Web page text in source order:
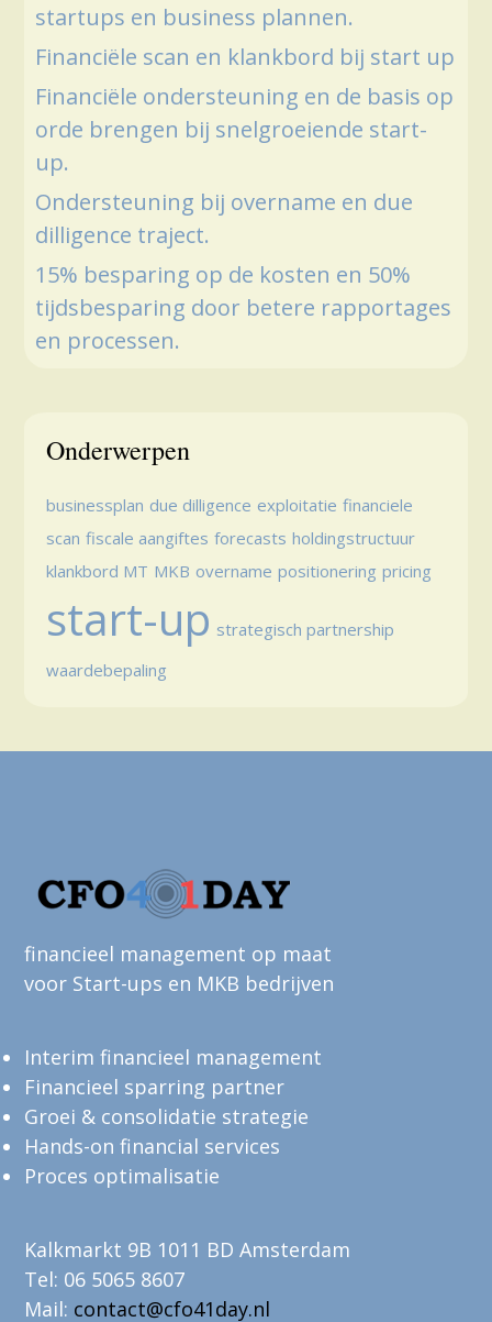
startups en business plannen.
Financiële scan en klankbord bij start up
Financiële ondersteuning en de basis op
orde brengen bij snelgroeiende start-
up.
Ondersteuning bij overname en due
dilligence traject.
15% besparing op de kosten en 50%
tijdsbesparing door betere rapportages
en processen.
Onderwerpen
businessplan due dilligence exploitatie financiele
scan fiscale aangiftes forecasts holdingstructuur
klankbord MT MKB overname positionering pricing
start-up strategisch partnership
waardebepaling
financieel management op maat
voor Start-ups en MKB bedrijven
Interim financieel management
Financieel sparring partner
Groei & consolidatie strategie
Hands-on financial services
Proces optimalisatie
Kalkmarkt 9B 1011 BD Amsterdam
Tel: 06 5065 8607
Mail: contact@cfo41day.nl